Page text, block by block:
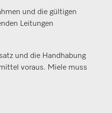
und die gültigen
Leitungen
und die Handhabung
voraus. Miele muss